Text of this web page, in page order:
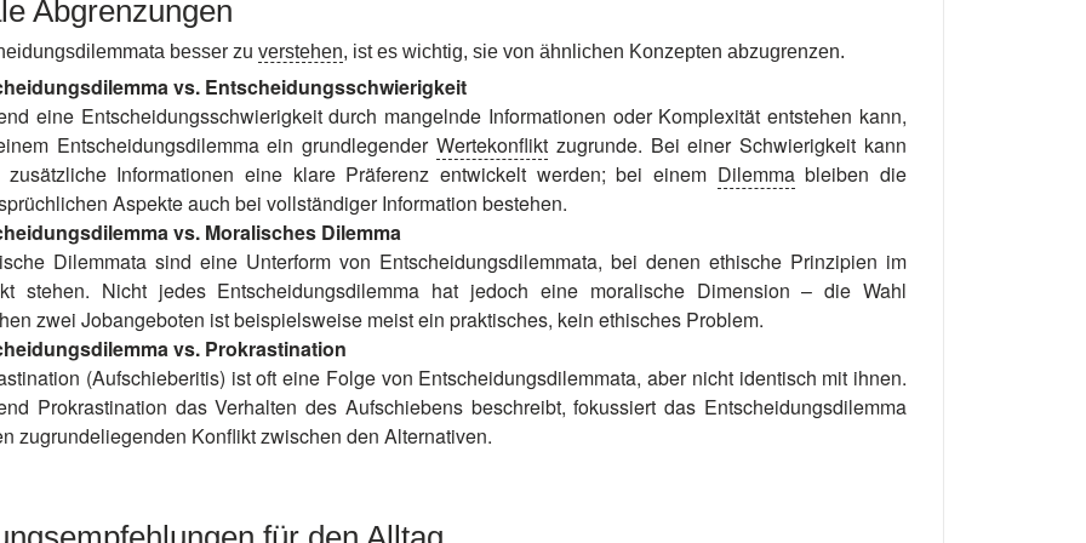
Abgrenzungen
besser zu verstehen, ist es wichtig, sie von ähnlichen Konzepten abzugrenzen.
vs. Entscheidungsschwierigkeit
eine Entscheidungsschwierigkeit durch mangelnde Informationen oder Komplexität entstehen kann,
Entscheidungsdilemma ein grundlegender Wertekonflikt zugrunde. Bei einer Schwierigkeit kann
zusätzliche Informationen eine klare Präferenz entwickelt werden; bei einem Dilemmableiben die
Aspekte auch bei vollständiger Information bestehen.
vs. Moralisches Dilemma
Dilemmata sind eine Unterform von Entscheidungsdilemmata, bei denen ethische Prinzipien im
stehen. Nicht jedes Entscheidungsdilemma hat jedoch eine moralische Dimension – die Wahl
zwei Jobangeboten ist beispielsweise meist ein praktisches, kein ethisches Problem.
vs. Prokrastination
(Aufschieberitis) ist oft eine Folge von Entscheidungsdilemmata, aber nicht identisch mit ihnen.
Prokrastination das Verhalten des Aufschiebens beschreibt, fokussiert das Entscheidungsdilemma
zugrundeliegenden Konflikt zwischen den Alternativen.